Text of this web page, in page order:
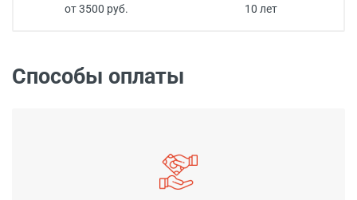
от 3500 руб. 10 лет
Способы оплаты